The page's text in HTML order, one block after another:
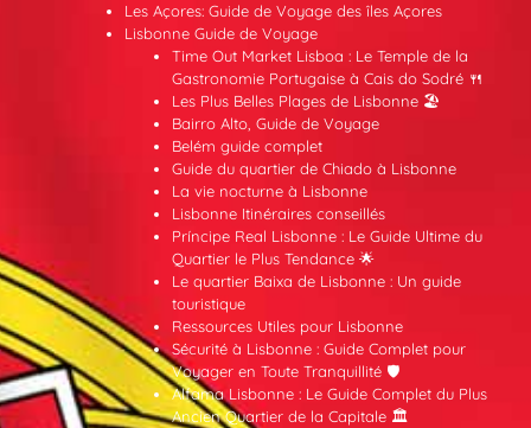
Les Açores: Guide de Voyage des îles Açores
Lisbonne Guide de Voyage
Time Out Market Lisboa : Le Temple de la
Gastronomie Portugaise à Cais do Sodré 🍴
Les Plus Belles Plages de Lisbonne 🏖️
Bairro Alto, Guide de Voyage
Belém guide complet
Guide du quartier de Chiado à Lisbonne
La vie nocturne à Lisbonne
Lisbonne Itinéraires conseillés
Príncipe Real Lisbonne : Le Guide Ultime du
Quartier le Plus Tendance 🌟
Le quartier Baixa de Lisbonne : Un guide
touristique
Ressources Utiles pour Lisbonne
Sécurité à Lisbonne : Guide Complet pour
Voyager en Toute Tranquillité 🛡️
Alfama Lisbonne : Le Guide Complet du Plus
Ancien Quartier de la Capitale 🏛️